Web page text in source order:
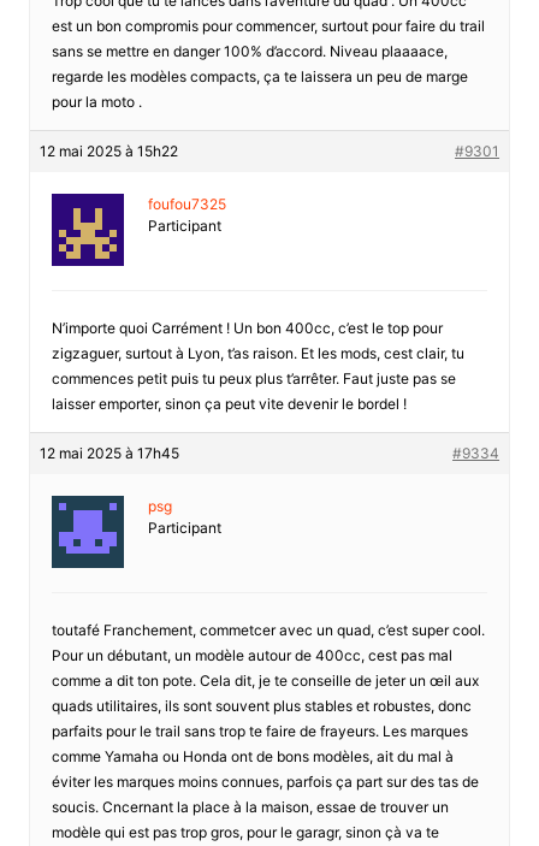
est un bon compromis pour commencer, surtout pour faire du trail
sans se mettre en danger 100% d’accord. Niveau plaaaace,
regarde les modèles compacts, ça te laissera un peu de marge
pour la moto .
12 mai 2025 à 15h22 #9301
foufou7325
Participant
N’importe quoi Carrément ! Un bon 400cc, c’est le top pour
zigzaguer, surtout à Lyon, t’as raison. Et les mods, cest clair, tu
commences petit puis tu peux plus t’arrêter. Faut juste pas se
laisser emporter, sinon ça peut vite devenir le bordel !
12 mai 2025 à 17h45 #9334
psg
Participant
toutafé Franchement, commetcer avec un quad, c’est super cool.
Pour un débutant, un modèle autour de 400cc, cest pas mal
comme a dit ton pote. Cela dit, je te conseille de jeter un œil aux
quads utilitaires, ils sont souvent plus stables et robustes, donc
parfaits pour le trail sans trop te faire de frayeurs. Les marques
comme Yamaha ou Honda ont de bons modèles, ait du mal à
éviter les marques moins connues, parfois ça part sur des tas de
soucis. Cncernant la place à la maison, essae de trouver un
modèle qui est pas trop gros, pour le garagr, sinon çà va te